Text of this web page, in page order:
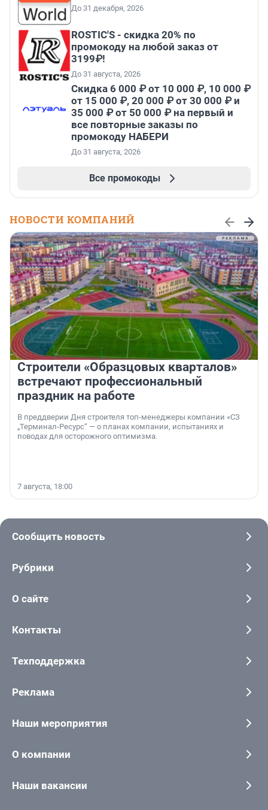
До 31 декабря, 2026
ROSTIC'S - скидка 20% по
промокоду на любой заказ от
3199₽!
До 31 августа, 2026
Скидка 6 000 ₽ от 10 000 ₽, 10 000 ₽
от 15 000 ₽, 20 000 ₽ от 30 000 ₽ и
35 000 ₽ от 50 000 ₽ на первый и
все повторные заказы по
промокоду НАБЕРИ
До 31 августа, 2026
Все промокоды
НОВОСТИ КОМПАНИЙ
Строители «Образцовых кварталов»
встречают профессиональный
праздник на работе
В преддверии Дня строителя топ-менеджеры компании «СЗ
„Терминал-Ресурс“ — о планах компании, испытаниях и
поводах для осторожного оптимизма.
7 августа, 18:00
Сообщить новость
Рубрики
О сайте
Контакты
Техподдержка
Реклама
Наши мероприятия
О компании
Наши вакансии